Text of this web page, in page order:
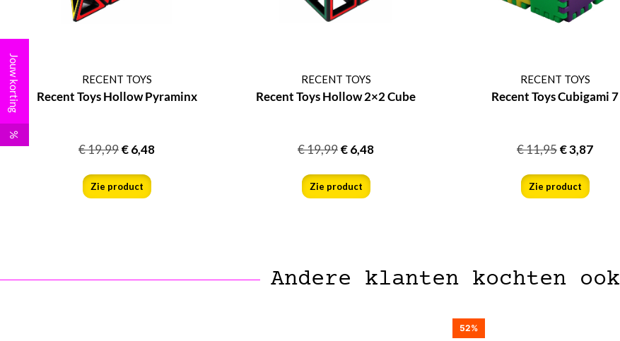
RECENT TOYS
Recent Toys Hollow Pyraminx
€19,99€6,48
Zie product
RECENT TOYS
Recent Toys Hollow 2×2 Cube
€19,99€6,48
Zie product
RECENT TOYS
Recent Toys Cubigami 7
€11,95€3,87
Zie product
Andere klanten kochten ook
52%
Jouw korting
%